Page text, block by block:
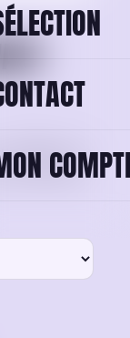
18650 (non
certification